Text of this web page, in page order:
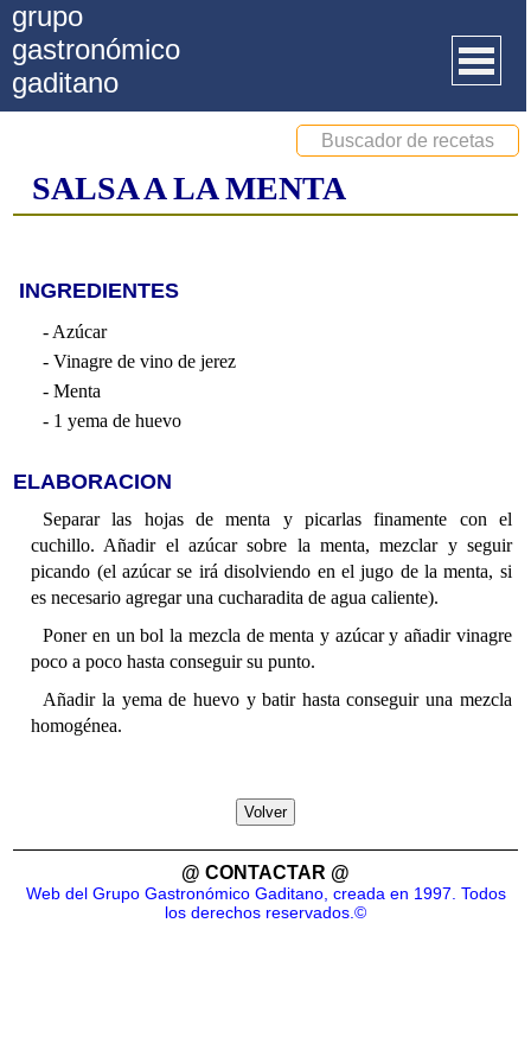
grupo
gastronómico
gaditano
Quienes somos
Artículos
Actividades
Premios GGG
Documentos
Facebook
Contacto
Buscador de recetas
SALSA A LA MENTA
INGREDIENTES
- Azúcar
- Vinagre de vino de jerez
- Menta
- 1 yema de huevo
ELABORACION
Separar las hojas de menta y picarlas finamente con el
cuchillo. Añadir el azúcar sobre la menta, mezclar y seguir
picando (el azúcar se irá disolviendo en el jugo de la menta, si
es necesario agregar una cucharadita de agua caliente).
Poner en un bol la mezcla de menta y azúcar y añadir vinagre
poco a poco hasta conseguir su punto.
Añadir la yema de huevo y batir hasta conseguir una mezcla
homogénea.
Volver
@ CONTACTAR @
Web del Grupo Gastronómico Gaditano, creada en 1997. Todos
los derechos reservados.©